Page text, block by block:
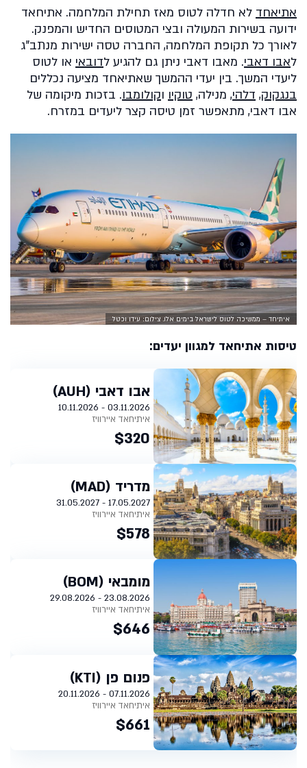
אתיאחד לא חדלה לטוס מאז תחילת המלחמה. אתיחאד
ידועה בשירות המעולה ובצי המטוסים החדיש והמפנק.
לאורך כל תקופת המלחמה, החברה טסה ישירות מנתב"ג
לאבו דאבי. מאבו דאבי ניתן גם להגיע לדובאי או לטוס
ליעדי המשך. בין יעדי ההמשך שאתיאחד מציעה נכללים
בנגקוק, דלהי, מנילה, טוקיו וקולומבו. בזכות מיקומה של
אבו דאבי, מתאפשר זמן טיסה קצר ליעדים במזרח.
איתיחד – ממשיכה לטוס לישראל בימים אלו. צילום: עידו וכטל
טיסות אתיחאד למגוון יעדים:
אבו דאבי (AUH)
03.11.2026 - 10.11.2026
איתיחאד איירוויז
$320
מדריד (MAD)
17.05.2027 - 31.05.2027
איתיחאד איירוויז
$578
מומבאי (BOM)
23.08.2026 - 29.08.2026
איתיחאד איירוויז
$646
פנום פן (KTI)
07.11.2026 - 20.11.2026
איתיחאד איירוויז
$661